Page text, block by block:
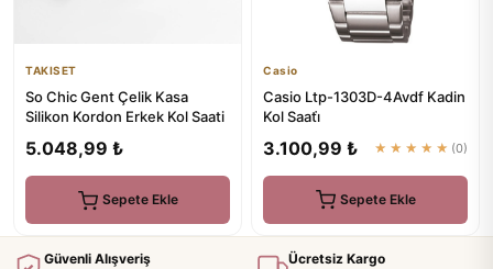
TAKISET
So Chic Gent Çelik Kasa
Silikon Kordon Erkek Kol Saati
5.048,99 ₺
Sepete Ekle
Casio
Casio Ltp-1303D-4Avdf Kadin
Kol Saati̇
3.100,99 ₺ ★★★★★ (0)
Sepete Ekle
Güvenli Alışveriş Ücretsiz Kargo